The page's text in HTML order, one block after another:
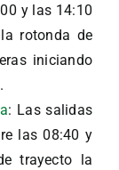
y las 14:10
rotonda de
iniciando
: Las salidas
las 08:40 y
trayecto la